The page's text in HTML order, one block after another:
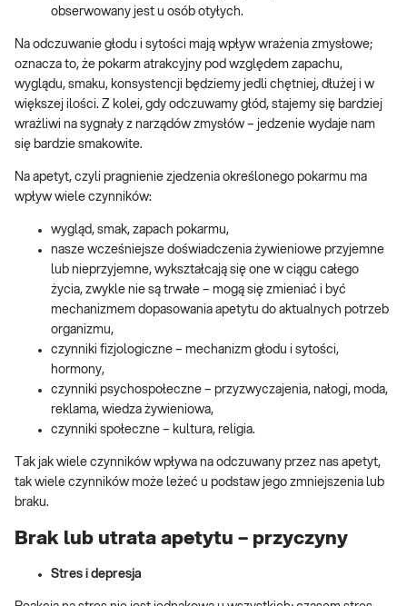
obserwowany jest u osób otyłych.
Na odczuwanie głodu i sytości mają wpływ wrażenia zmysłowe;
oznacza to, że pokarm atrakcyjny pod względem zapachu,
wyglądu, smaku, konsystencji będziemy jedli chętniej, dłużej i w
większej ilości. Z kolei, gdy odczuwamy głód, stajemy się bardziej
wrażliwi na sygnały z narządów zmysłów – jedzenie wydaje nam
się bardzie smakowite.
Na apetyt, czyli pragnienie zjedzenia określonego pokarmu ma
wpływ wiele czynników:
wygląd, smak, zapach pokarmu,
nasze wcześniejsze doświadczenia żywieniowe przyjemne
lub nieprzyjemne, wykształcają się one w ciągu całego
życia, zwykle nie są trwałe – mogą się zmieniać i być
mechanizmem dopasowania apetytu do aktualnych potrzeb
organizmu,
czynniki fizjologiczne – mechanizm głodu i sytości,
hormony,
czynniki psychospołeczne – przyzwyczajenia, nałogi, moda,
reklama, wiedza żywieniowa,
czynniki społeczne – kultura, religia.
Tak jak wiele czynników wpływa na odczuwany przez nas apetyt,
tak wiele czynników może leżeć u podstaw jego zmniejszenia lub
braku.
Brak lub utrata apetytu – przyczyny
Stres i depresja